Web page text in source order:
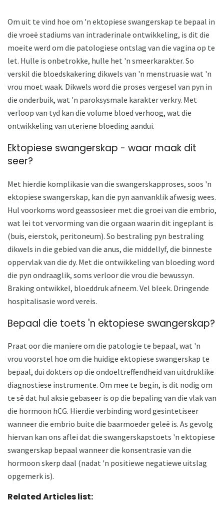
Om uit te vind hoe om 'n ektopiese swangerskap te bepaal in
die vroeë stadiums van intraderinale ontwikkeling, is dit die
moeite werd om die patologiese ontslag van die vagina op te
let. Hulle is onbetrokke, hulle het 'n smeerkarakter. So
verskil die bloedskakering dikwels van 'n menstruasie wat 'n
vrou moet waak. Dikwels word die proses vergesel van pyn in
die onderbuik, wat 'n paroksysmale karakter verkry. Met
verloop van tyd kan die volume bloed verhoog, wat die
ontwikkeling van uteriene bloeding aandui.
Ektopiese swangerskap - waar maak dit
seer?
Met hierdie komplikasie van die swangerskapproses, soos 'n
ektopiese swangerskap, kan die pyn aanvanklik afwesig wees.
Hul voorkoms word geassosieer met die groei van die embrio,
wat lei tot vervorming van die orgaan waarin dit ingeplant is
(buis, eierstok, peritoneum). So bestraling pyn bestraling
dikwels in die gebied van die anus, die middellyf, die binneste
oppervlak van die dy. Met die ontwikkeling van bloeding word
die pyn ondraaglik, soms verloor die vrou die bewussyn.
Braking ontwikkel, bloeddruk afneem. Vel bleek. Dringende
hospitalisasie word vereis.
Bepaal die toets 'n ektopiese swangerskap?
Praat oor die maniere om die patologie te bepaal, wat 'n
vrou voorstel hoe om die huidige ektopiese swangerskap te
bepaal, dui dokters op die ondoeltreffendheid van uitdruklike
diagnostiese instrumente. Om mee te begin, is dit nodig om
te sê dat hul aksie gebaseer is op die bepaling van die vlak van
die hormoon hCG. Hierdie verbinding word gesintetiseer
wanneer die embrio buite die baarmoeder geleë is. As gevolg
hiervan kan ons aflei dat die swangerskapstoets 'n ektopiese
swangerskap bepaal wanneer die konsentrasie van die
hormoon skerp daal (nadat 'n positiewe negatiewe uitslag
opgemerk is).
Related Articles list: